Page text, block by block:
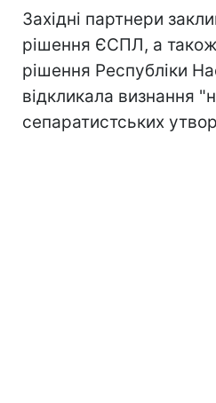
Західні партнери
рішення ЄСПЛ, а також
рішення Республіки
відкликала визнання
сепаратистських